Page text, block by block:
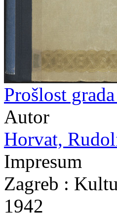
Prošlost
Autor
Horvat,
Impresum
Zagreb :
1942